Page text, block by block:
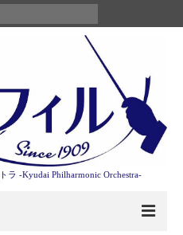
ラ -Kyudai Philharmonic Orchestra-